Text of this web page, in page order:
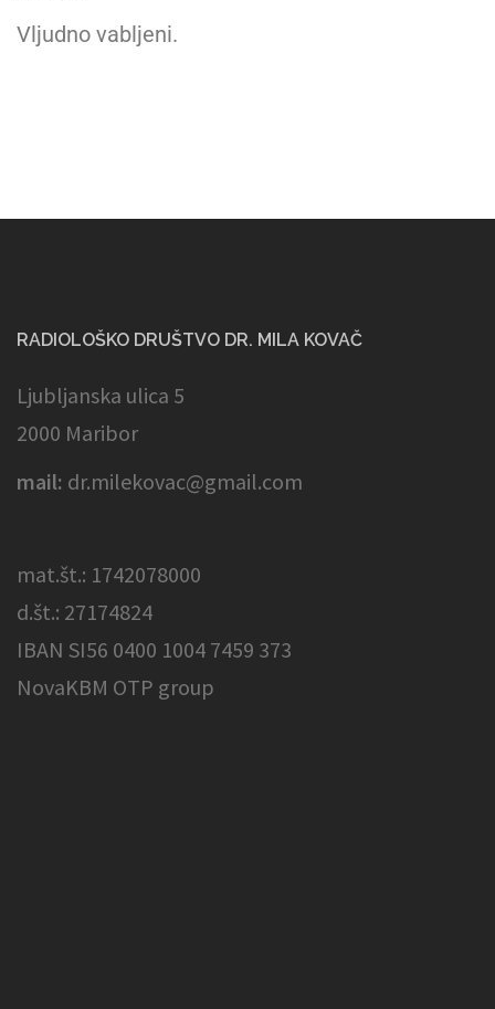
Vljudno vabljeni.
RADIOLOŠKO DRUŠTVO DR. MILA KOVAČ
Ljubljanska ulica 5
2000 Maribor
mail: dr.milekovac@gmail.com
mat.št.: 1742078000
d.št.: 27174824
IBAN SI56 0400 1004 7459 373
NovaKBM OTP group